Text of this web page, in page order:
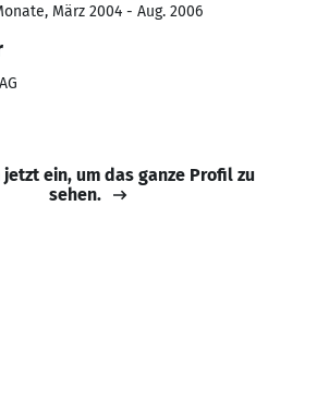
März 2004 - Aug. 2006
jetzt ein, um das ganze Profil zu
sehen.